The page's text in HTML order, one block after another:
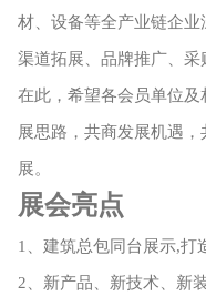
材、设备等全产业链企业
渠道拓展、品牌推广、采
在此，希望各会员单位
展思路，共商发展机遇
展。
展会亮点
1、建筑总包同台展示,打
2、新产品、新技术、新